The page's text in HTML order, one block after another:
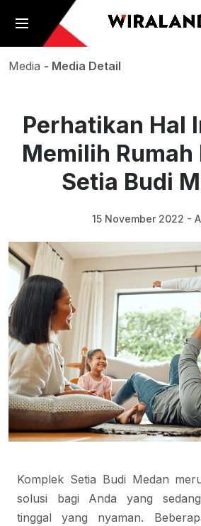
Media - Media Detail
Perhatikan Hal
Memilih Rumah
Setia Budi
15 November 2022 -
Komplek Setia Budi Medan
solusi bagi Anda yang
tinggal yang nyaman.